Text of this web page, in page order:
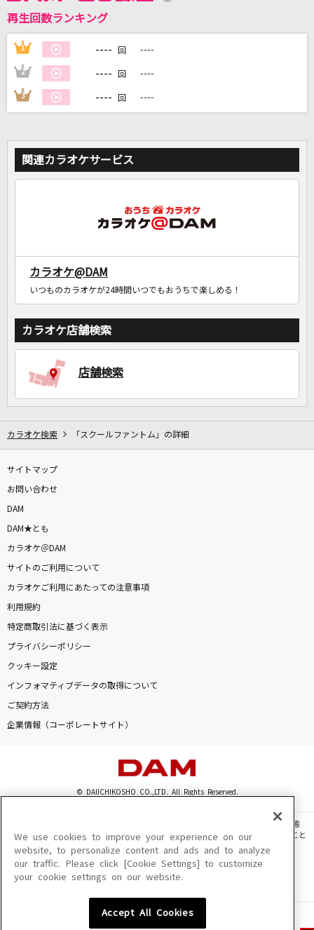
再生回数ランキング
1 ---- 回 ----
2 ---- 回 ----
3 ---- 回 ----
関連カラオケサービス
カラオケ@DAM
いつものカラオケが24時間いつでもおうちで楽しめる！
カラオケ店舗検索
店舗検索
カラオケ検索 「スクールファントム」の詳細
サイトマップ
お問い合わせ
DAM
DAM★とも
カラオケ＠DAM
サイトのご利用について
カラオケご利用にあたっての注意事項
利用規約
特定商取引法に基づく表示
プライバシーポリシー
クッキー設定
インフォマティブデータの取得について
ご契約方法
企業情報（コーポレートサイト）
© DAIICHIKOSHO CO.,LTD. All Rights Reserved.
このサイトに掲載されている一切の文章・画像・写真・動画・音声等を、手段や形態
を問わず、著作権法の定める範囲を超えて無断で複製、転載、ファイル化などすること
を禁じます。
楽曲及びコンテンツは、機種によりご利用いただけない場合があります。
楽曲及びコンテンツの配信日、配信内容が変更になる場合があります。
We use cookies to improve your experience on our
website, to personalize content and ads and to analyze
our traffic. Please click [Cookie Settings] to customize
your cookie settings on our website.
Accept All Cookies